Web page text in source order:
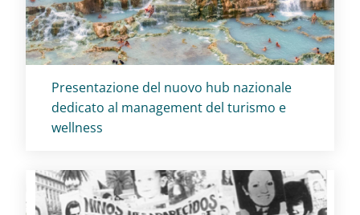
Titolo card:
Presentazione del nuovo hub nazionale
dedicato al management del turismo e
wellness